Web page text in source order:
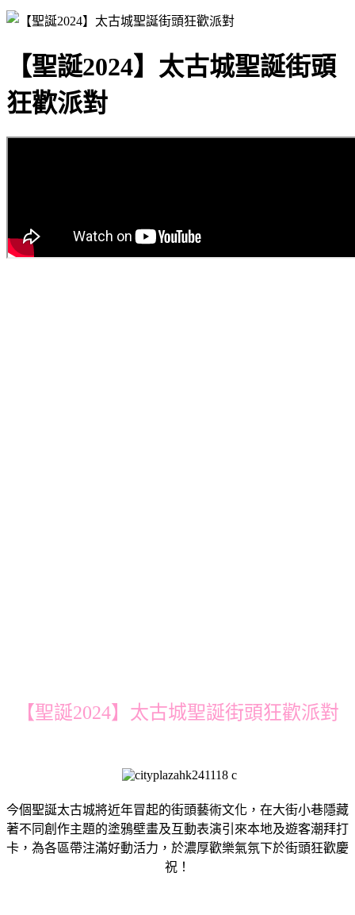
【聖誕2024】太古城聖誕街頭
狂歡派對
【聖誕2024】太古城聖誕街頭狂歡派對
今個聖誕太古城將近年冒起的街頭藝術文化，在大街小巷隱藏
著不同創作主題的塗鴉壁畫及互動表演引來本地及遊客潮拜打
卡，為各區帶注滿好動活力，於濃厚歡樂氣氛下於街頭狂歡慶
祝！